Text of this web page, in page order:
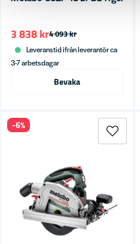
4 093 kr
3 838 kr
Leveranstid ifrån leverantör ca
3-7 arbetsdagar
Bevaka
-6%